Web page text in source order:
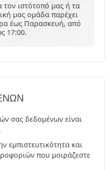
τον ιστότοπό μας ή τα
μας ομάδα παρέχει
έως Παρασκευή, από
17:00.
σας δεδομένων είναι
εμπιστευτικότητα και
που μοιράζεστε